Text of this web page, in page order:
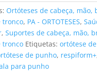
Ortóteses de cabeça, mão,
tronco, PA - ORTOTESES,
, Suportes de cabeça, mão,
tronco Etiquetas: ortótese
de punho, respiform+
para punho